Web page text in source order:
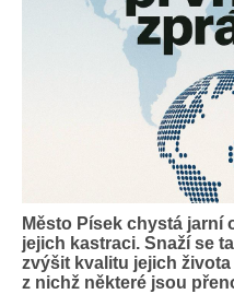
Město Písek chystá
jejich kastraci. Snaží se
zvýšit kvalitu jejich
z nichž některé jsou